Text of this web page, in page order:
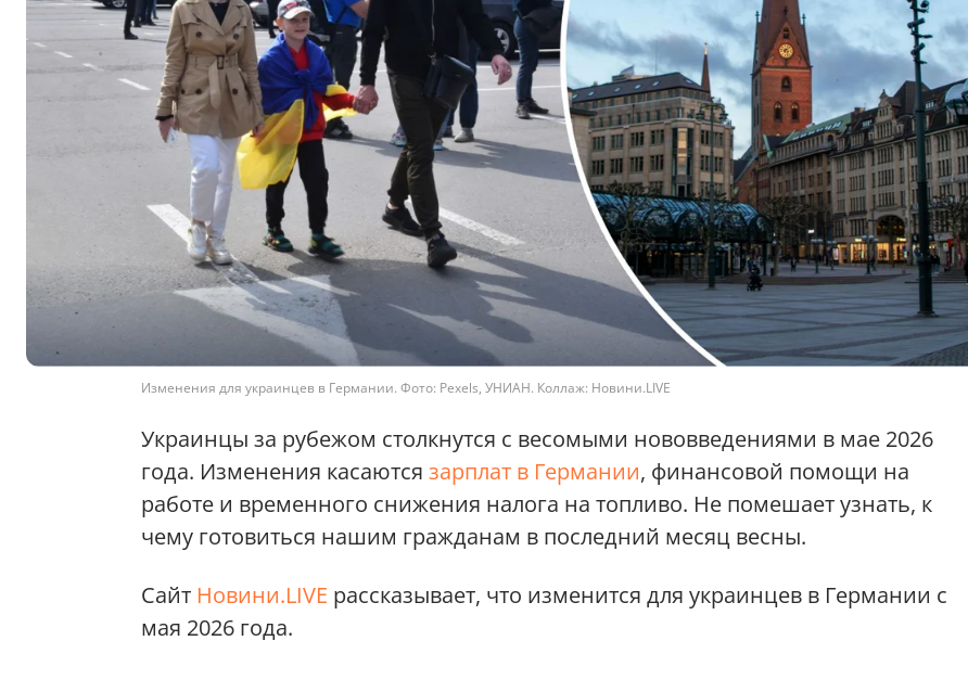
Изменения для украинцев в Германии. Фото: Pexels, УНИАН. Коллаж: Новини.LIVE
Украинцы за рубежом столкнутся с весомыми нововведениями в мае 2026
года. Изменения касаются зарплат в Германии, финансовой помощи на
работе и временного снижения налога на топливо. Не помешает узнать, к
чему готовиться нашим гражданам в последний месяц весны.
Сайт Новини.LIVE рассказывает, что изменится для украинцев в Германии с
мая 2026 года.